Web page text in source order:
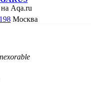
Aqa.ru
198 Москва